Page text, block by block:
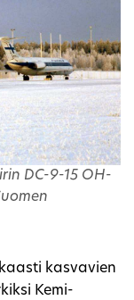
DC-9-15 OH-
kasvavien
Kemi-